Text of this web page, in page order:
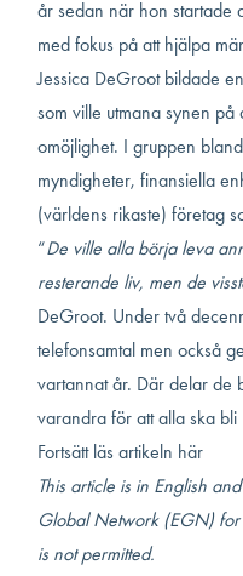
år sedan när hon startade
med fokus på att hjälpa
Jessica DeGroot bildade
som ville utmana synen
omöjlighet. I gruppen
myndigheter, finansiella
(världens rikaste) företag
“De ville alla börja leva
resterande liv, men de
DeGroot. Under två
telefonsamtal men också
vartannat år. Där delar de
varandra för att alla ska bli
Fortsätt läs artikeln här
This article is in English
Global Network (EGN) for
is not permitted.